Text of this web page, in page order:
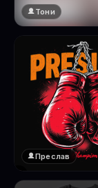
Натисни за преглед
Тони
❤️
1
Преслав